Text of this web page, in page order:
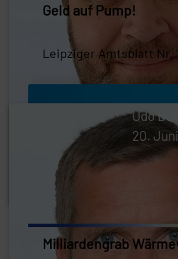
Geld auf Pump!
Leipziger Amtsblatt Nr.
Udo
20. Juni
Milliardengrab